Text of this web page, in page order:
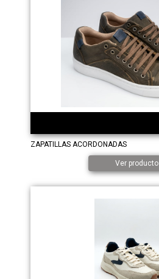
ZAPATILLAS ACORDONADAS
Ver producto